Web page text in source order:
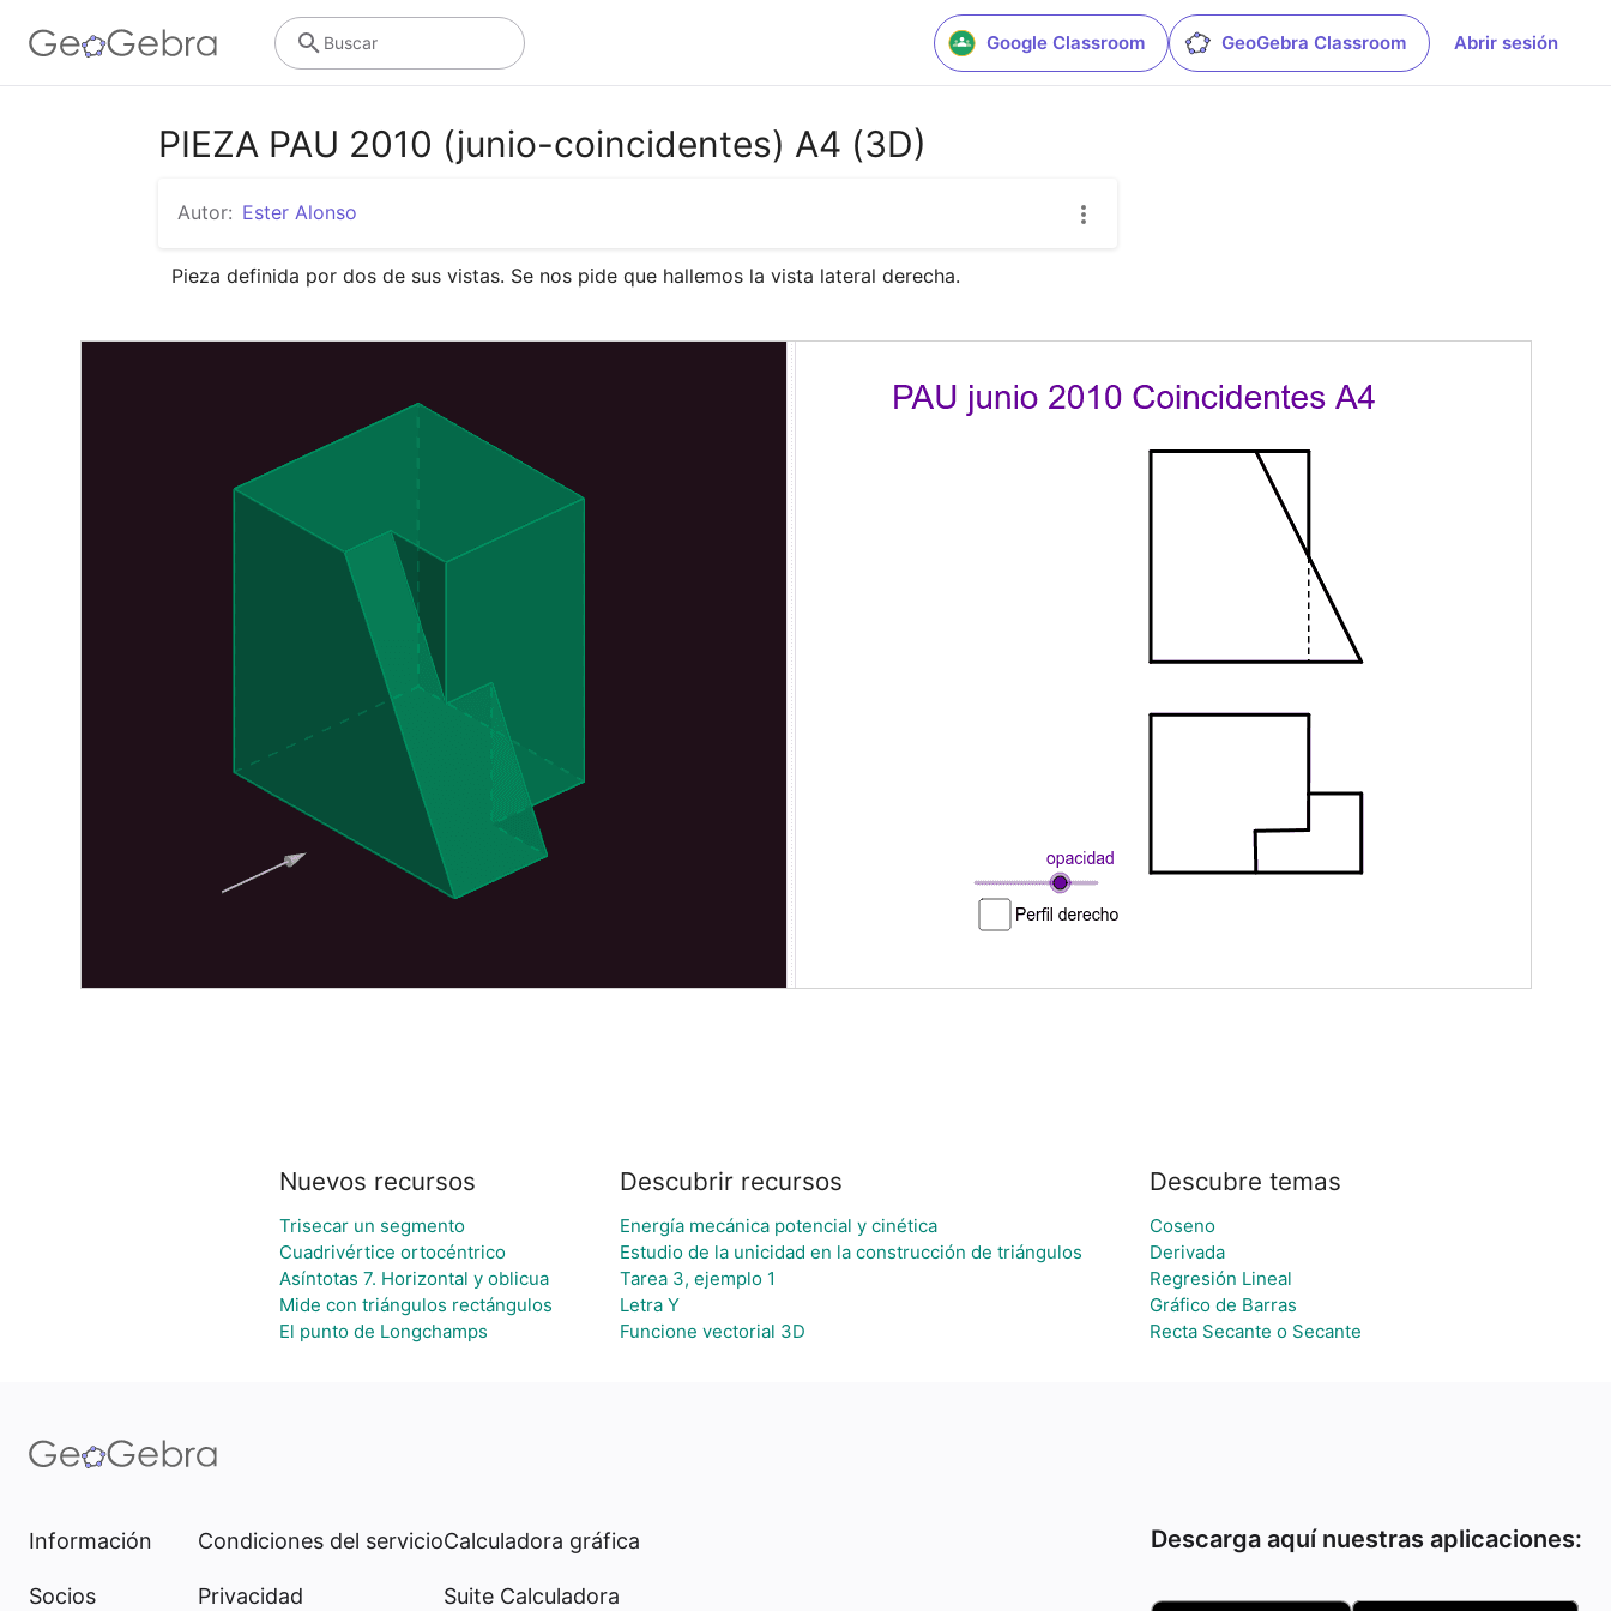
Google Classroom GeoGebra Classroom Abrir sesión
Buscar
PIEZA PAU 2010 (junio-coincidentes) A4 (3D)
Autor: Ester Alonso
Pieza definida por dos de sus vistas. Se nos pide que hallemos la vista lateral derecha.
Nuevos recursos
Trisecar un segmento
Cuadrivértice ortocéntrico
Asíntotas 7. Horizontal y oblicua
Mide con triángulos rectángulos
El punto de Longchamps
Descubrir recursos
Energía mecánica potencial y cinética
Estudio de la unicidad en la construcción de triángulos
Tarea 3, ejemplo 1
Letra Y
Funcione vectorial 3D
Descubre temas
Coseno
Derivada
Regresión Lineal
Gráfico de Barras
Recta Secante o Secante
Información
Socios
Condiciones del servicio
Privacidad
Calculadora gráfica
Suite Calculadora
Descarga aquí nuestras aplicaciones: